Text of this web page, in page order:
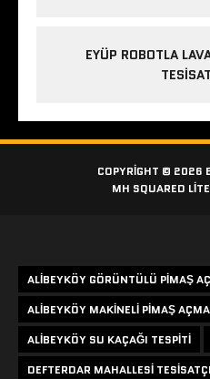
EYÜP ROBOTLA
COPYRIGHT © 2026
MH SQUARED
ALIBEYKÖY GÖRÜNTÜLÜ PIMAŞ
ALIBEYKÖY MAKINELI PIMAŞ AÇMA
ALIBEYKÖY SU KAÇAĞI TESPITI
DEFTERDAR MAHALLESI TESISATÇI